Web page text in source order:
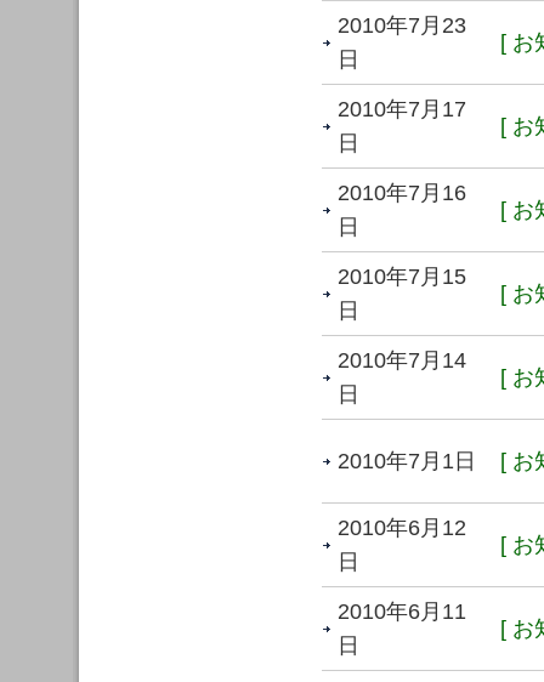
2010年7月23
日
[ お
2010年7月17
日
[ お
2010年7月16
日
[ お
2010年7月15
日
[ お
2010年7月14
日
[ お
2010年7月1日 [ お
2010年6月12
日
[ お
2010年6月11
日
[ お